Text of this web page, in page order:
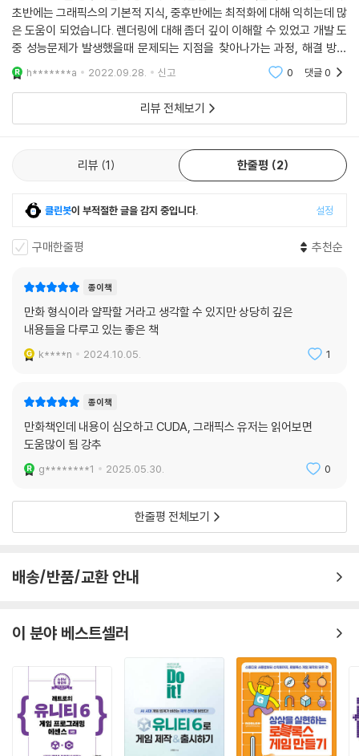
초반에는 그래픽스의 기본적 지식, 중후반에는 최적화에 대해 익히는데 많
은 도움이 되었습니다. 렌더링에 대해 좀더 깊이 이해할 수 있었고 개발 도
중 성능문제가 발생했을때 문제되는 지점을 찾아나가는 과정, 해결 방법
을 체계적으로 익힐 수 있었습니다. 번역도 좋았어요.
h*******a 2022.09.28. 신고 0 댓글0
리뷰 전체보기
리뷰 1 한줄평 2
클린봇이 부적절한 글을 감지 중입니다. 설정
구매한줄평 추천순
종이책
만화 형식이라 얄팍할 거라고 생각할 수 있지만 상당히 깊은
내용들을 다루고 있는 좋은 책
k****n 2024.10.05. 1
종이책
만화책인데 내용이 심오하고 CUDA, 그래픽스 유저는 읽어보면
도움많이 됨 강추
g********1 2025.05.30. 0
한줄평 전체보기
배송/반품/교환 안내
이 분야 베스트셀러